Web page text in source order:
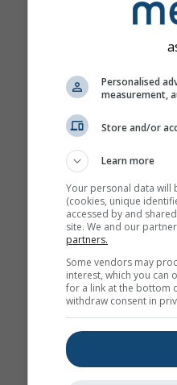
Personalised
measurement,
Store and/or
Learn more
Your personal data will
(cookies, unique
accessed by and
site. We and our
partners.
Some vendors may
interest, which you can
for a link at the bottom
withdraw consent in